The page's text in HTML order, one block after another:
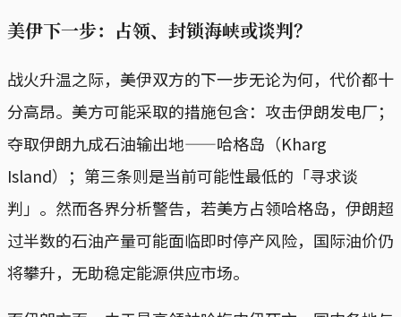
美伊下一步：占领、封锁海峡或谈判？
战火升温之际，美伊双方的下一步无论为何，代价都十
分高昂。美方可能采取的措施包含：攻击伊朗发电厂；
夺取伊朗九成石油输出地——哈格岛（Kharg
Island）；第三条则是当前可能性最低的「寻求谈
判」。然而各界分析警告，若美方占领哈格岛，伊朗超
过半数的石油产量可能面临即时停产风险，国际油价仍
将攀升，无助稳定能源供应市场。